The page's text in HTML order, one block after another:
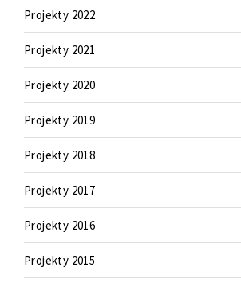
Projekty 2022
Projekty 2021
Projekty 2020
Projekty 2019
Projekty 2018
Projekty 2017
Projekty 2016
Projekty 2015